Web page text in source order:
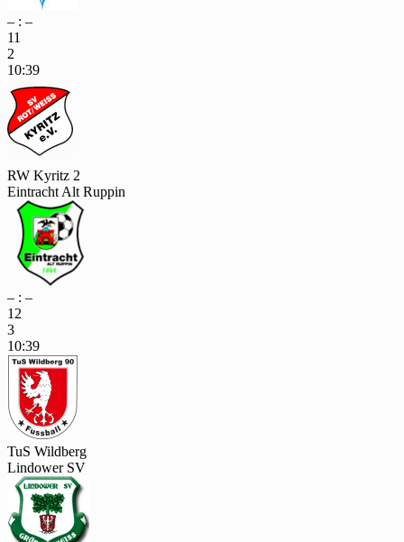
– : –
11
2
10:39
RW Kyritz 2
Eintracht Alt Ruppin
– : –
12
3
10:39
TuS Wildberg
Lindower SV